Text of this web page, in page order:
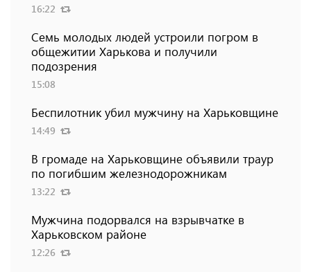
16:22
Семь молодых людей устроили погром в
общежитии Харькова и получили
подозрения
15:08
Беспилотник убил мужчину на Харьковщине
14:49
В громаде на Харьковщине объявили траур
по погибшим железнодорожникам
13:22
Мужчина подорвался на взрывчатке в
Харьковском районе
12:26